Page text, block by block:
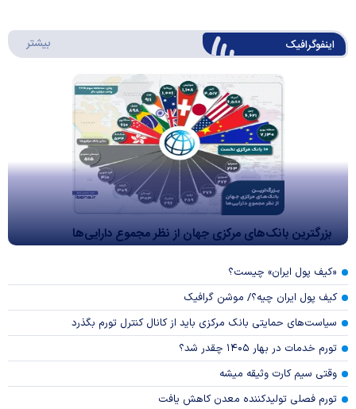
اینفوگرافیک بیشتر
بزرگترین بانک‌های مرکزی جهان از نظر مجموع دارایی‌ها
«کیف پول ایران» چیست؟
کیف پول ایران چیه؟/ موشن گرافیک
سیاست‌های حمایتی بانک مرکزی باید از کانال کنترل تورم بگذرد
تورم خدمات در بهار ۱۴۰۵ چقدر شد؟
وقتی سیم کارت وثیقه میشه
تورم فصلی تولیدکننده معدن کاهش یافت